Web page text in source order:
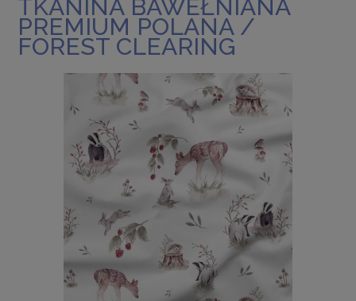
TKANINA BAWEŁNIANA
PREMIUM POLANA /
FOREST CLEARING